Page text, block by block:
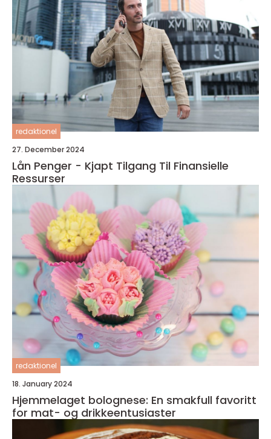
redaktionel
27. December 2024
Lån Penger - Kjapt Tilgang Til Finansielle
Ressurser
redaktionel
18. January 2024
Hjemmelaget bolognese: En smakfull favoritt
for mat- og drikkeentusiaster